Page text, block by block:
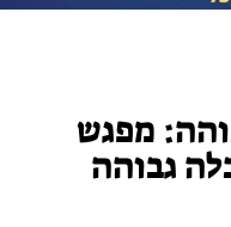
מפגש
גבוהה